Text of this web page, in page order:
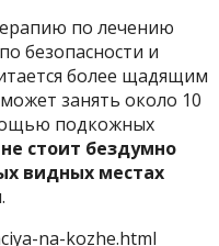
по лечению
безопасности и
более щадящим
занять около 10
подкожных
стоит бездумно
видных местах
na-kozhe.html